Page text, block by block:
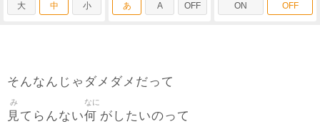
大 中 小 あ A OFF ON OFF
そんなんじゃダメダメだって
見
み
てらんない何
なに
がしたいのって